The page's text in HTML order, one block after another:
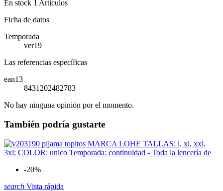
En stock 1 Artículos
Ficha de datos
Temporada
ver19
Las referencias específicas
ean13
8431202482783
No hay ninguna opinión por el momento.
También podría gustarte
-20%
search Vista rápida